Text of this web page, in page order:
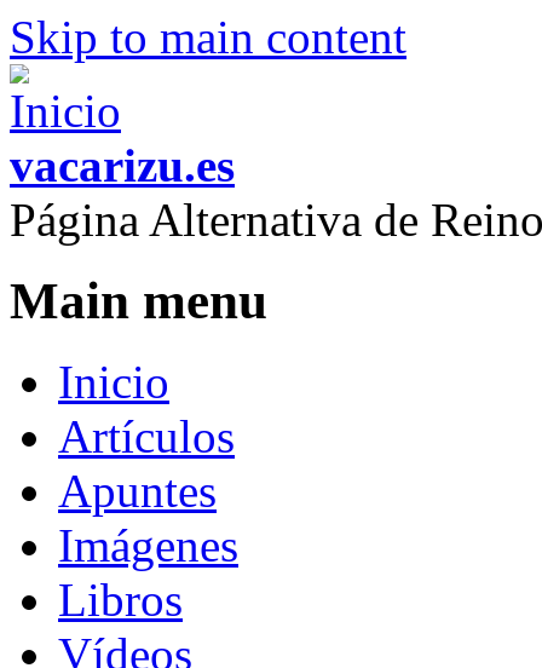
Skip to main content
vacarizu.es
Página Alternativa de
Main menu
Inicio
Artículos
Apuntes
Imágenes
Libros
Vídeos